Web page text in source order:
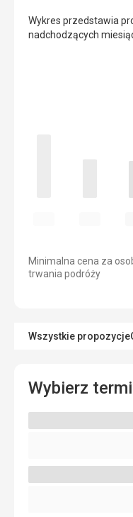
Wykres przedstawia
nadchodzących
Minimalna cena za
trwania podróży
Wszystkie propozycje
Wybierz